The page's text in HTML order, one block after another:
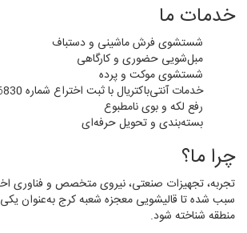
خدمات ما
شستشوی فرش ماشینی و دستباف
مبل‌شویی حضوری و کارگاهی
شستشوی موکت و پرده
خدمات آنتی‌باکتریال با ثبت اختراع شماره 86830
رفع لکه و بوی نامطبوع
بسته‌بندی و تحویل حرفه‌ای
چرا ما؟
تجربه، تجهیزات صنعتی، نیروی متخصص و فناوری
سبب شده تا قالیشویی معجزه شعبه کرج به‌عنوان یکی
منطقه شناخته شود.